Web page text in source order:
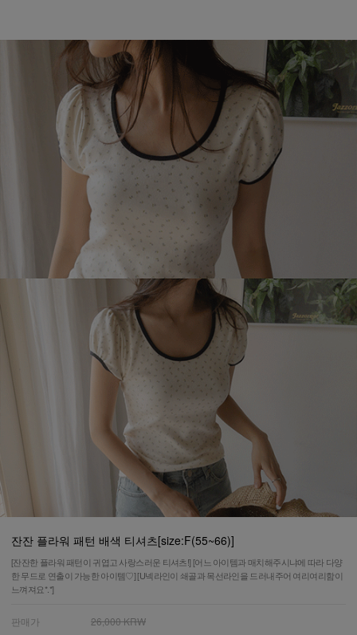
잔잔 플라워 패턴 배색 티셔츠[size:F(55~66)]
[잔잔한 플라워 패턴이 귀엽고 사랑스러운 티셔츠!] [어느 아이템과 매치해주시냐에 따라 다양
한 무드로 연출이 가능한 아이템♡] [U넥라인이 쇄골과 목선라인을 드러내주어 여리여리함이
느껴져요*.*]
판매가
26,000 KRW